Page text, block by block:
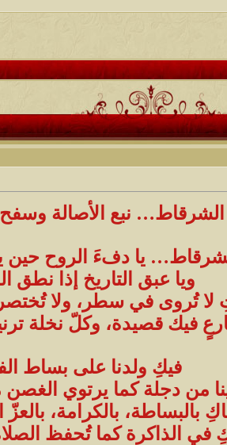
الشرقاط… نبع الأصالة
يا دفءَ الروح حين
ويا عبق التاريخ إذا نطق
لا تُروى في سطر، ولا
فيك قصيدة، وكلّ نخلة
فيكِ ولدنا على بساط
من دجلة كما يرتوي
بالبساطة، بالكرامة،
في الذاكرة كما تُحفظ